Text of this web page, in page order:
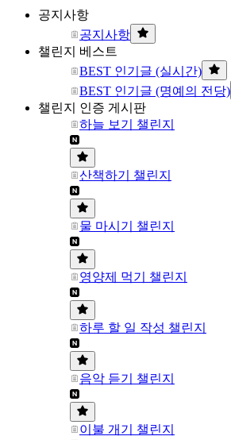
공지사항
공지사항
챌린지 베스트
BEST 인기글 (실시간)
BEST 인기글 (명예의 전당)
챌린지 인증 게시판
하늘 보기 챌린지
산책하기 챌린지
물 마시기 챌린지
영양제 먹기 챌린지
하루 할 일 작성 챌린지
음악 듣기 챌린지
이불 개기 챌린지